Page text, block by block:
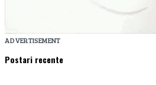
ADVERTISEMENT
Postari recente